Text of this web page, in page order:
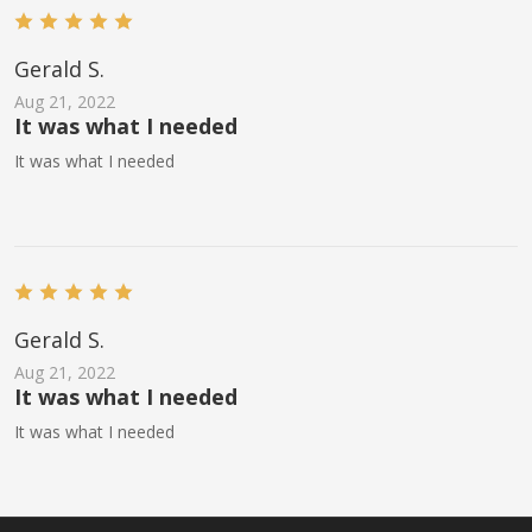
Gerald S.
Aug 21, 2022
It was what I needed
It was what I needed
Gerald S.
Aug 21, 2022
It was what I needed
It was what I needed